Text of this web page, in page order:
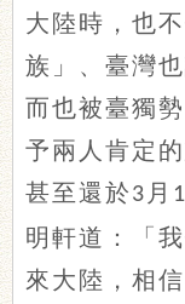
大陸時，也
族」、臺灣
而也被臺獨
予兩人肯定
甚至還於 3 月
明軒道：「
來大陸，相